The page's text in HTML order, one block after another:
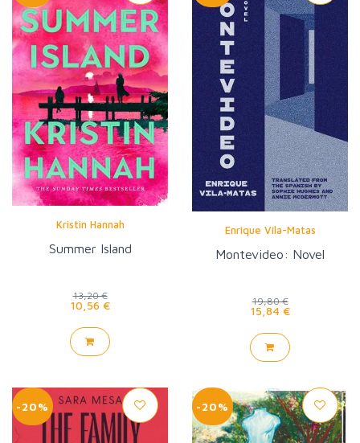
Kristin Hannah
Summer Island
13,20 €
10,56 €
Enrique Vila-Matas
Montevideo: Novel
19,80 €
15,84 €
-20% -20%